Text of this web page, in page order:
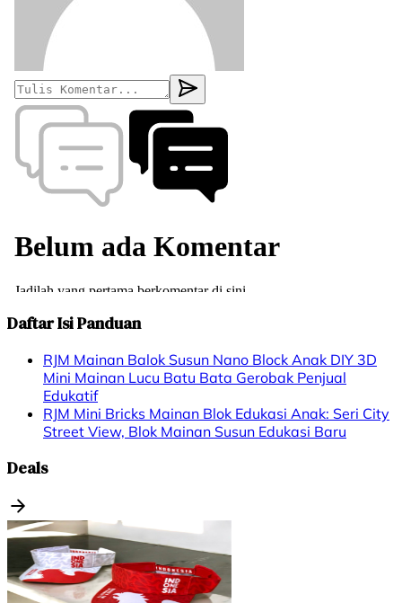
Daftar Isi Panduan
RJM Mainan Balok Susun Nano Block Anak DIY 3D
Mini Mainan Lucu Batu Bata Gerobak Penjual
Edukatif
RJM​ Mini Bricks Mainan Blok Edukasi Anak: Seri City
Street View, Blok Mainan Susun Edukasi Baru
Deals